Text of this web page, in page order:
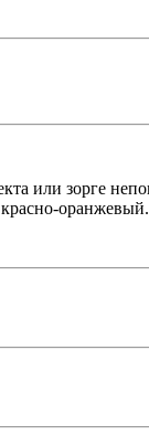
или зорге
оранжевый.